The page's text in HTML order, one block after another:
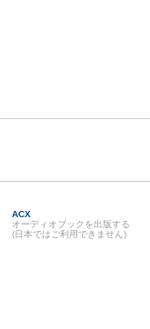
ACX
オーディオブックを出版する
(日本ではご利用できません)